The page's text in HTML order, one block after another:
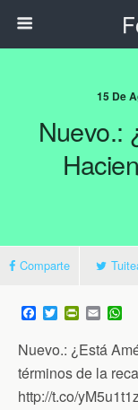
15 De
Nuevo.:
Comparte
F
a
e
b
o
o
T
w
t
t
e
r
P
i
n
t
F
r
E
m
a
i
l
t
s
A
p
Nuevo.: ¿Está
términos de la
http://t.co/